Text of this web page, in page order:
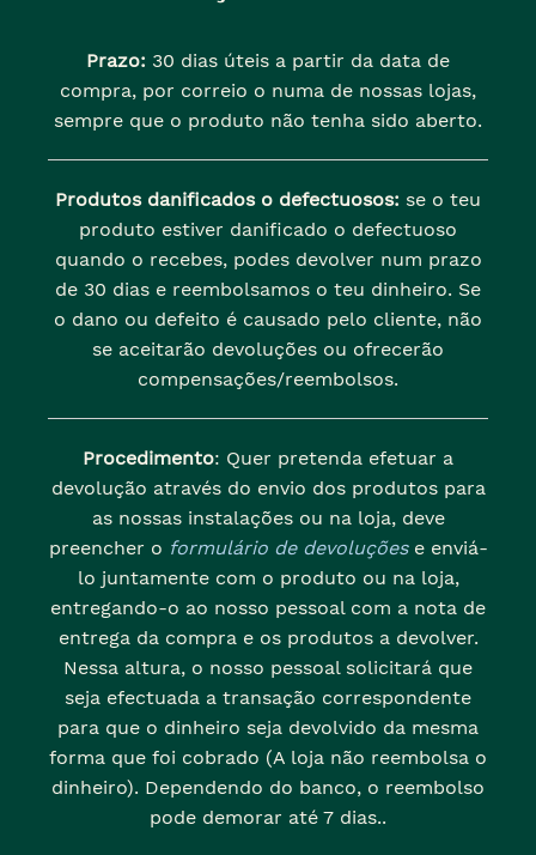
Prazo: 30 dias úteis a partir da data de
compra, por correio o numa de nossas lojas,
sempre que o produto não tenha sido aberto.
Produtos danificados o defectuosos: se o teu
produto estiver danificado o defectuoso
quando o recebes, podes devolver num prazo
de 30 dias e reembolsamos o teu dinheiro. Se
o dano ou defeito é causado pelo cliente, não
se aceitarão devoluções ou ofrecerão
compensações/reembolsos.
Procedimento: Quer pretenda efetuar a
devolução através do envio dos produtos para
as nossas instalações ou na loja, deve
preencher o formulário de devoluçõese enviá-
lo juntamente com o produto ou na loja,
entregando-o ao nosso pessoal com a nota de
entrega da compra e os produtos a devolver.
Nessa altura, o nosso pessoal solicitará que
seja efectuada a transação correspondente
para que o dinheiro seja devolvido da mesma
forma que foi cobrado (A loja não reembolsa o
dinheiro). Dependendo do banco, o reembolso
pode demorar até 7 dias..